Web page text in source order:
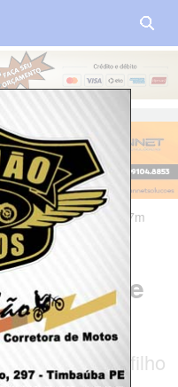
08/06/2026 às 05h07m
em
Abreu e
na frente do filho